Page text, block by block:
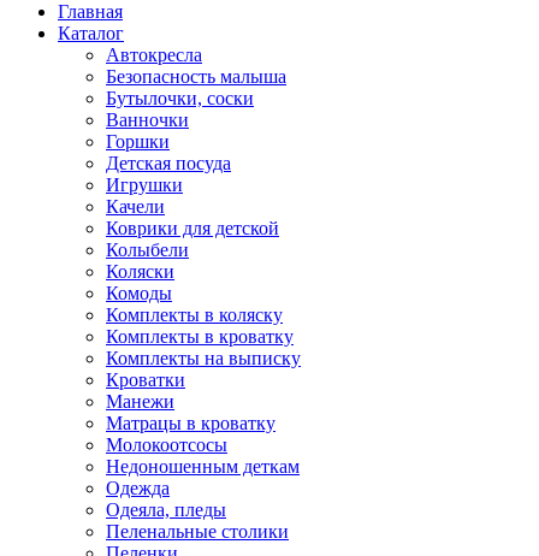
Главная
Каталог
Автокресла
Безопасность малыша
Бутылочки, соски
Ванночки
Горшки
Детская посуда
Игрушки
Качели
Коврики для детской
Колыбели
Коляски
Комоды
Комплекты в коляску
Комплекты в кроватку
Комплекты на выписку
Кроватки
Манежи
Матрацы в кроватку
Молокоотсосы
Недоношенным деткам
Одежда
Одеяла, пледы
Пеленальные столики